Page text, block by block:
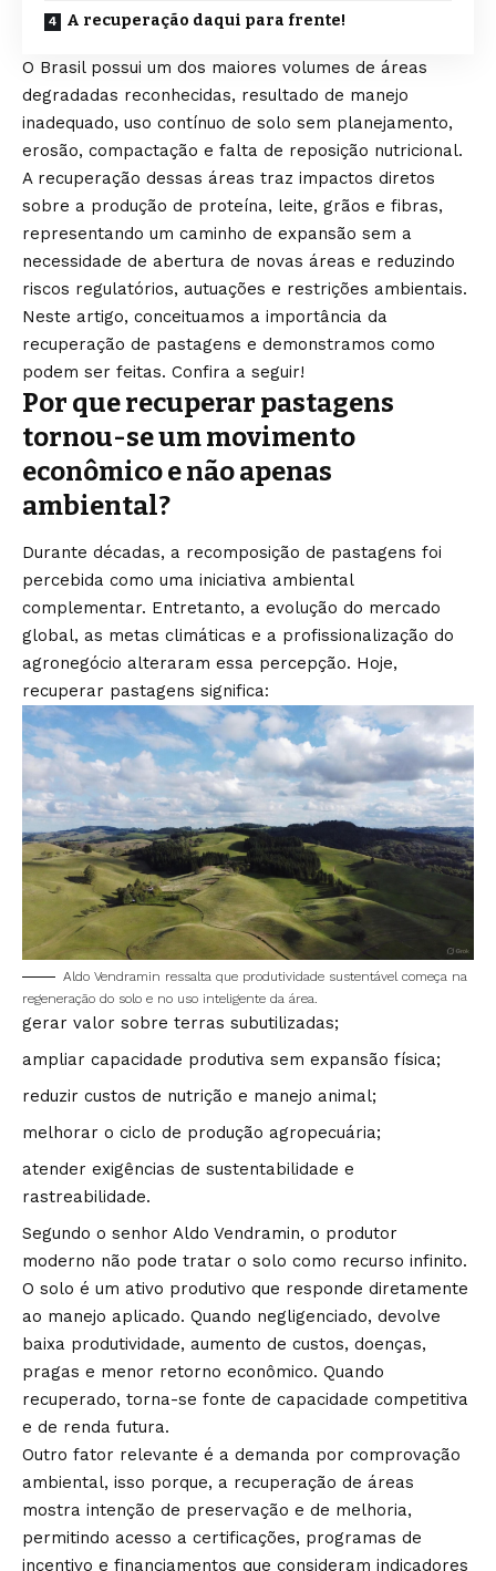
A recuperação daqui para frente!
O Brasil possui um dos maiores volumes de áreas
degradadas reconhecidas, resultado de manejo
inadequado, uso contínuo de solo sem planejamento,
erosão, compactação e falta de reposição nutricional.
A recuperação dessas áreas traz impactos diretos
sobre a produção de proteína, leite, grãos e fibras,
representando um caminho de expansão sem a
necessidade de abertura de novas áreas e reduzindo
riscos regulatórios, autuações e restrições ambientais.
Neste artigo, conceituamos a importância da
recuperação de pastagens e demonstramos como
podem ser feitas. Confira a seguir!
Por que recuperar pastagens
tornou-se um movimento
econômico e não apenas
ambiental?
Durante décadas, a recomposição de pastagens foi
percebida como uma iniciativa ambiental
complementar. Entretanto, a evolução do mercado
global, as metas climáticas e a profissionalização do
agronegócio alteraram essa percepção. Hoje,
recuperar pastagens significa:
Aldo Vendramin ressalta que produtividade sustentável começa na
regeneração do solo e no uso inteligente da área.
gerar valor sobre terras subutilizadas;
ampliar capacidade produtiva sem expansão física;
reduzir custos de nutrição e manejo animal;
melhorar o ciclo de produção agropecuária;
atender exigências de sustentabilidade e
rastreabilidade.
Segundo o senhor Aldo Vendramin, o produtor
moderno não pode tratar o solo como recurso infinito.
O solo é um ativo produtivo que responde diretamente
ao manejo aplicado. Quando negligenciado, devolve
baixa produtividade, aumento de custos, doenças,
pragas e menor retorno econômico. Quando
recuperado, torna-se fonte de capacidade competitiva
e de renda futura.
Outro fator relevante é a demanda por comprovação
ambiental, isso porque, a recuperação de áreas
mostra intenção de preservação e de melhoria,
permitindo acesso a certificações, programas de
incentivo e financiamentos que consideram indicadores